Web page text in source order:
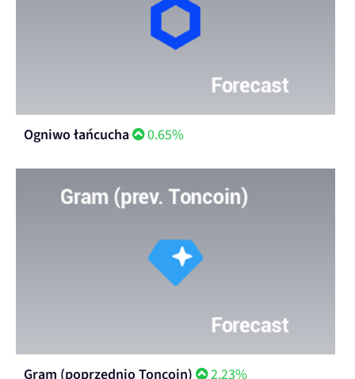
Ogniwo łańcucha 0.65%
Gram (poprzednio Toncoin) 2.23%